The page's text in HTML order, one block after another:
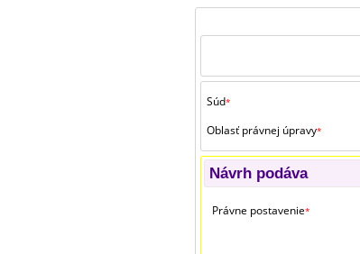
Súd*
Oblasť právnej úpravy*
Návrh podáva
Právne postavenie*